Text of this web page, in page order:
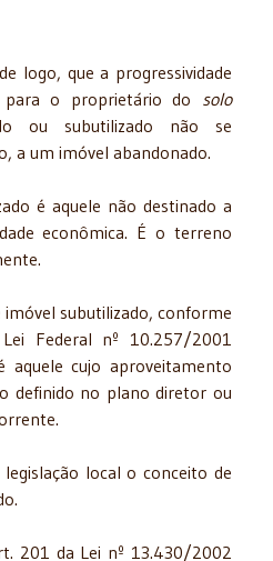
logo, que a progressividade
o proprietário do solo
ou subutilizado não se
a um imóvel abandonado.
é aquele não destinado a
econômica. É o terreno
subutilizado, conforme
Federal nº 10.257/2001
aquele cujo aproveitamento
definido no plano diretor ou
local o conceito de
201 da Lei nº 13.430/2002